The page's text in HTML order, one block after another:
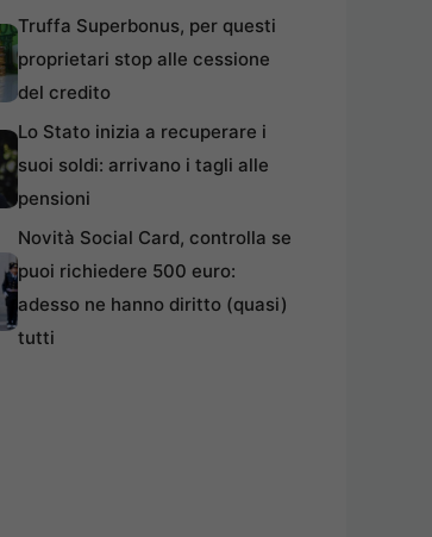
Truffa Superbonus, per questi
proprietari stop alle cessione
del credito
Lo Stato inizia a recuperare i
suoi soldi: arrivano i tagli alle
pensioni
Novità Social Card, controlla se
puoi richiedere 500 euro:
adesso ne hanno diritto (quasi)
tutti